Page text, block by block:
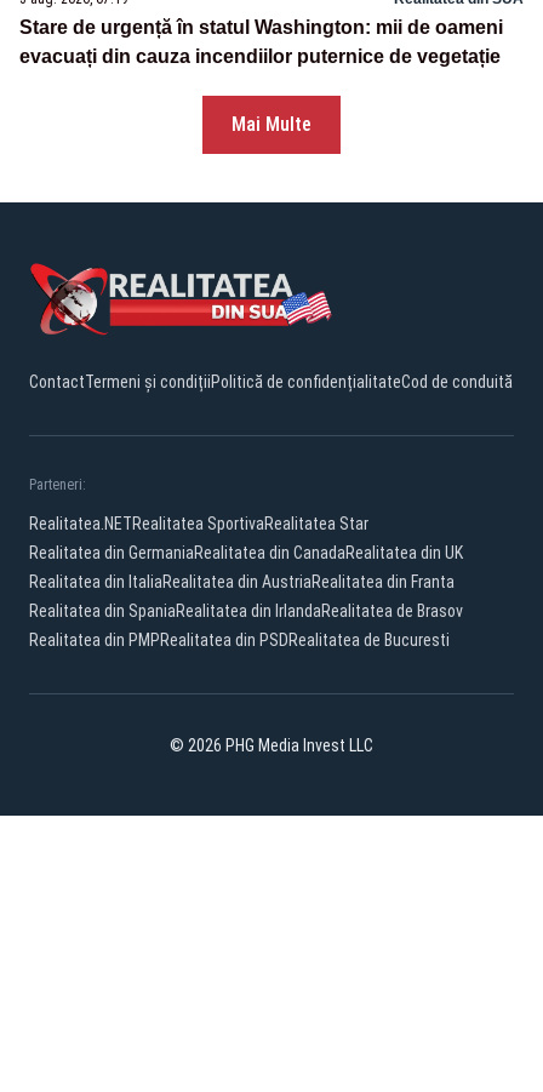
Stare de urgență în statul Washington: mii de oameni
evacuați din cauza incendiilor puternice de vegetație
Mai Multe
ContactTermeni și condițiiPolitică de confidențialitateCod de conduită
Parteneri:
Realitatea.NETRealitatea SportivaRealitatea Star
Realitatea din GermaniaRealitatea din CanadaRealitatea din UK
Realitatea din ItaliaRealitatea din AustriaRealitatea din Franta
Realitatea din SpaniaRealitatea din IrlandaRealitatea de Brasov
Realitatea din PMPRealitatea din PSDRealitatea de Bucuresti
© 2026 PHG Media Invest LLC